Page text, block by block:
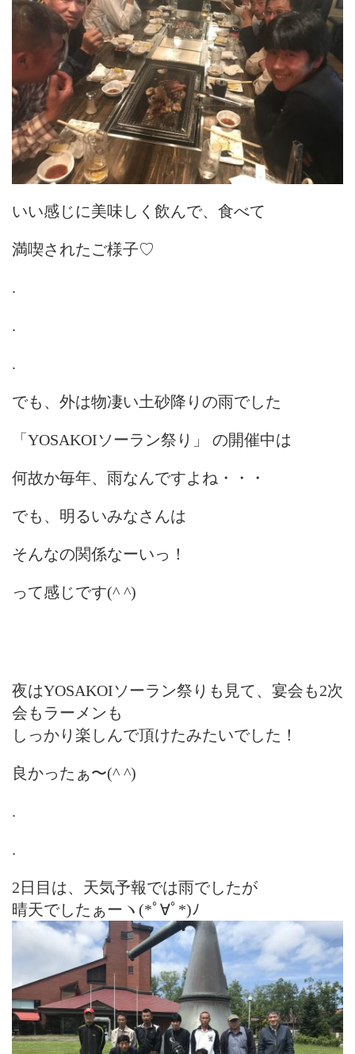
いい感じに美味しく飲んで、食べて
満喫されたご様子♡
.
.
.
でも、外は物凄い土砂降りの雨でした
「YOSAKOIソーラン祭り」 の開催中は
何故か毎年、雨なんですよね・・・
でも、明るいみなさんは
そんなの関係なーいっ！
って感じです(^ ^)
夜はYOSAKOIソーラン祭りも見て、宴会も2次
会もラーメンも
しっかり楽しんで頂けたみたいでした！
良かったぁ〜(^ ^)
.
.
2日目は、天気予報では雨でしたが
晴天でしたぁーヽ(*ﾟ∀ﾟ*)ﾉ